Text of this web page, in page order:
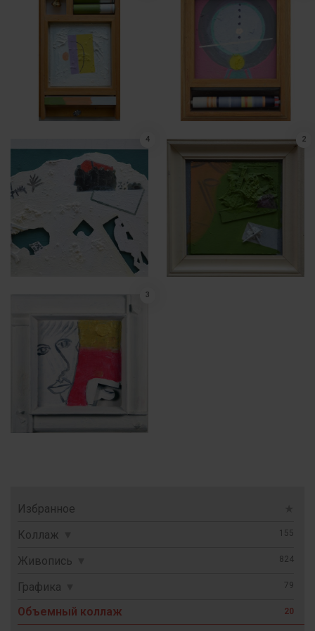
Избранное
Коллаж
155
портрет
пейзаж и натюрморт
миф и древнерусское
Живопись 824
портрет
армейский портрет
Графика 79
тушь
Объемный коллаж 20
4 2
3